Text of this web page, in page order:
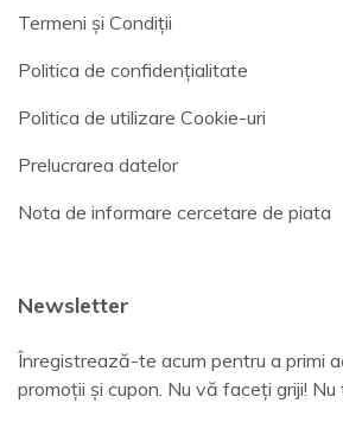
Termeni și Condiții
Politica de confidențialitate
Politica de utilizare Cookie-uri
Prelucrarea datelor
Nota de informare cercetare de piata
Newsletter
Înregistrează-te acum pentru a primi
promoții și cupon. Nu vă faceți griji!